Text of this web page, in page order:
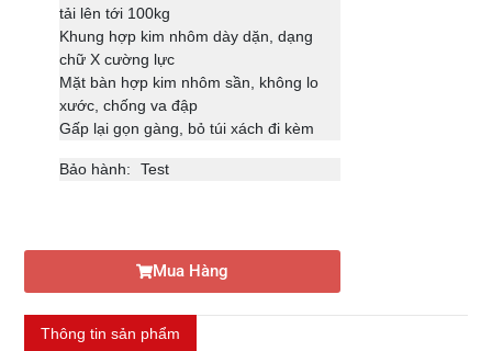
tải lên tới 100kg
Khung hợp kim nhôm dày dặn, dạng
chữ X cường lực
Mặt bàn hợp kim nhôm sần, không lo
xước, chống va đập
Gấp lại gọn gàng, bỏ túi xách đi kèm
Bảo hành: Test
Mua Hàng
Thông tin sản phẩm